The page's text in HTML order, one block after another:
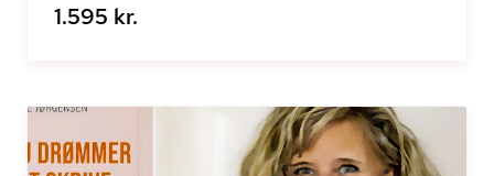
1.595 kr.